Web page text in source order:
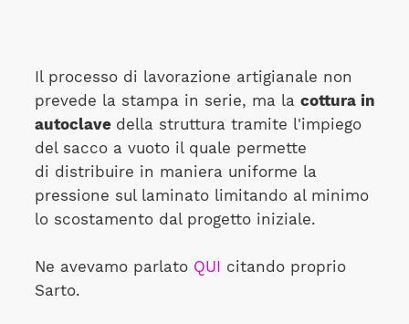
Il processo di lavorazione artigianale non
prevede la stampa in serie, ma la cottura in
autoclave della struttura tramite l'impiego
del sacco a vuoto il quale permette
di distribuire in maniera uniforme la
pressione sul laminato limitando al minimo
lo scostamento dal progetto iniziale.
Ne avevamo parlato QUI citando proprio
Sarto.